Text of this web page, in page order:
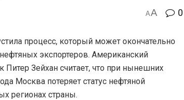
AA 0
процесс, который может окончательно
экспортеров. Американский
Питер Зейхан считает, что при нынешних
Москва потеряет статус нефтяной
регионах страны.